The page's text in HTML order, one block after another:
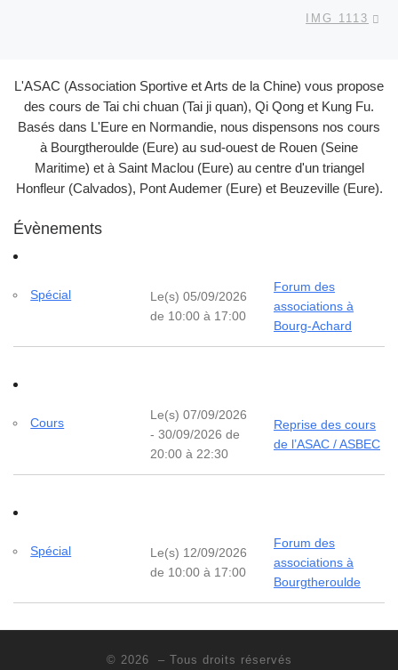
IMG 1113
L'ASAC (Association Sportive et Arts de la Chine) vous propose
des cours de Tai chi chuan (Tai ji quan), Qi Qong et Kung Fu.
Basés dans L'Eure en Normandie, nous dispensons nos cours
à Bourgtheroulde (Eure) au sud-ouest de Rouen (Seine
Maritime) et à Saint Maclou (Eure) au centre d'un triangel
Honfleur (Calvados), Pont Audemer (Eure) et Beuzeville (Eure).
Évènements
Spécial
Le(s) 05/09/2026
de 10:00 à 17:00
Forum des
associations à
Bourg-Achard
Cours
Le(s) 07/09/2026
- 30/09/2026 de
20:00 à 22:30
Reprise des cours
de l’ASAC / ASBEC
Spécial
Le(s) 12/09/2026
de 10:00 à 17:00
Forum des
associations à
Bourgtheroulde
© 2026 – Tous droits réservés